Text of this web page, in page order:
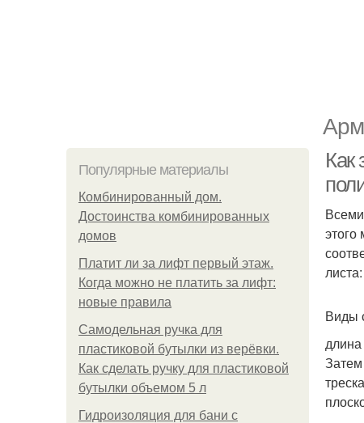
Популярные материалы
Комбинированный дом.
Достоинства комбинированных
домов
Платит ли за лифт первый этаж.
Когда можно не платить за лифт:
новые правила
Самодельная ручка для
пластиковой бутылки из верёвки.
Как сделать ручку для пластиковой
бутылки объемом 5 л
Гидроизоляция для бани с
Как
этого
листа:
Виды